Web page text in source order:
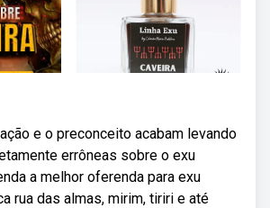
e o preconceito acabam levando
errôneas sobre o exu
a melhor oferenda para exu
rua das almas, mirim, tiriri e até